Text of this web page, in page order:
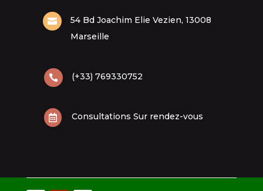

54 Bd Joachim Elie Vezien, 13008
Marseille
 (+33) 769330752
 Consultations Sur rendez-vous